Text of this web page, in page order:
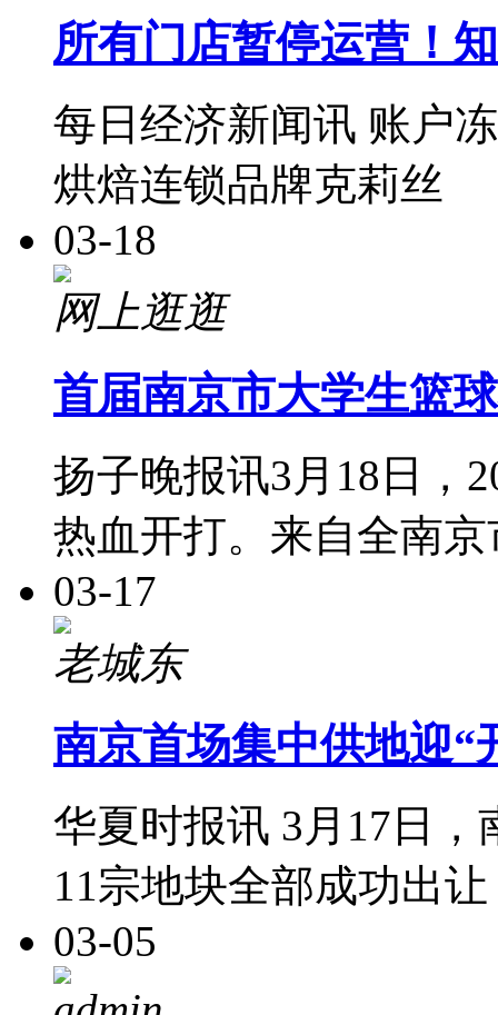
所有门店暂停运营！
每日经济新闻讯 账户
烘焙连锁品牌克莉丝
03-18
网上逛逛
首届南京市大学生篮
扬子晚报讯3月18日，
热血开打。来自全南京
03-17
老城东
南京首场集中供地迎“
华夏时报讯 3月17日，
11宗地块全部成功出让
03-05